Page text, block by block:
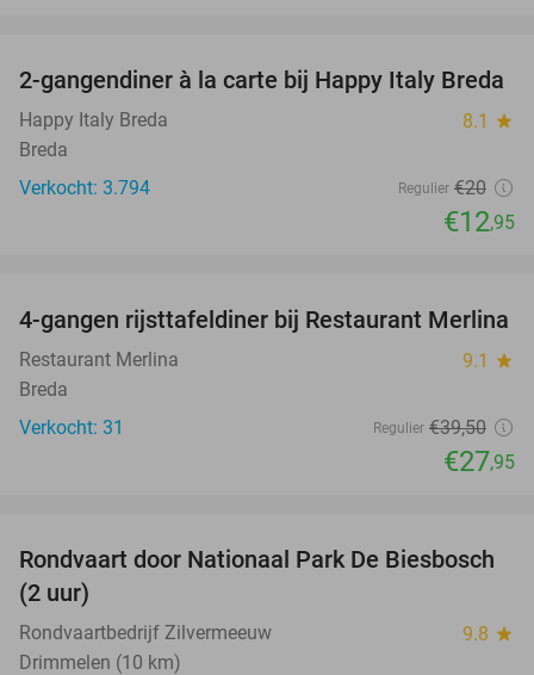
35%
2-gangendiner à la carte bij Happy Italy Breda
Happy Italy Breda 8.1 star
Breda
Verkocht: 3.794
Regulier €20
€12,95
29%
4-gangen rijsttafeldiner bij Restaurant Merlina
Restaurant Merlina 9.1 star
Breda
Verkocht: 31
Regulier €39,50
€27,95
21%
Rondvaart door Nationaal Park De Biesbosch
(2 uur)
Rondvaartbedrijf Zilvermeeuw 9.8 star
Drimmelen (10 km)